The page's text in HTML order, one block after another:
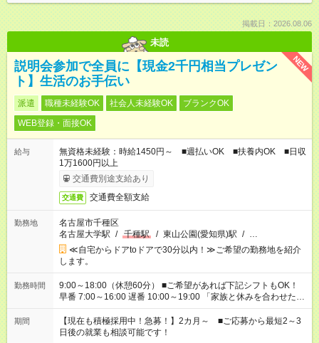
掲載日：2026.08.06
未読
NEW
説明会参加で全員に【現金2千円相当プレゼン
ト】生活のお手伝い
派遣 職種未経験OK 社会人未経験OK
ブランクOK
WEB登録・面接OK
給与
無資格未経験：時給1450円～ ■週払いOK ■扶養内OK ■日収
1万1600円以上
交通費別途支給あり
交通費 交通費全額支給
勤務地
名古屋市千種区
名古屋大学駅 / 千種駅 / 東山公園(愛知県)駅 / …
≪自宅からドアtoドアで30分以内！≫ご希望の勤務地を紹介
します。
勤務時間
9:00～18:00（休憩60分） ■ご希望があれば下記シフトもOK！
早番 7:00～16:00 遅番 10:00～19:00 「家族と休みを合わせた
い」 「余裕を持って夕飯の準備がしたい」 「できれば残業はし
たくない」 など、ご希望を教えてくださいね。 ※Wワーク希望
の方へ 今ご覧のお仕事で希望する勤務時間と、もう1つのお仕事
期間
【現在も積極採用中！急募！】2カ月～ ■ご応募から最短2～3
日後の就業も相談可能です！